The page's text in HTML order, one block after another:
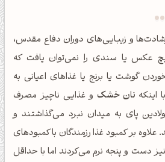
و زیبایی‌های دوران دفاع مقدس،
عکس یا سندی را نمی‌توان یافت که
گوشت یا برنج یا غذاهای اعیانی به
اینکه نان خشک و غذایی ناچیز مصرف
پای به میدان نبرد می‌گذاشتند و
علاوه بر کمبود غذا رزمندگان با کمبودهای
دست و پنجه نرم می‌کردند اما با حداقل